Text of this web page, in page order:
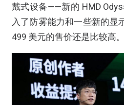
戴式设备——新的 HMD
入了防雾能力和一些新的显
499 美元的售价还是比较高。